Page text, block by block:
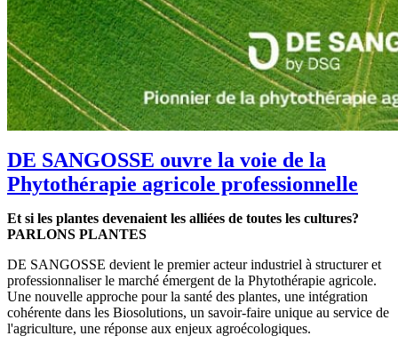
DE SANGOSSE ouvre la voie de la
Phytothérapie agricole professionnelle
Et si les plantes devenaient les alliées de toutes les cultures?
PARLONS PLANTES
DE SANGOSSE devient le premier acteur industriel à structurer et
professionnaliser le marché émergent de la Phytothérapie agricole.
Une nouvelle approche pour la santé des plantes, une intégration
cohérente dans les Biosolutions, un savoir-faire unique au service de
l'agriculture, une réponse aux enjeux agroécologiques.